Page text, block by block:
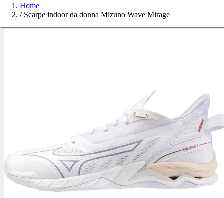
Home
/ Scarpe indoor da donna Mizuno Wave Mirage